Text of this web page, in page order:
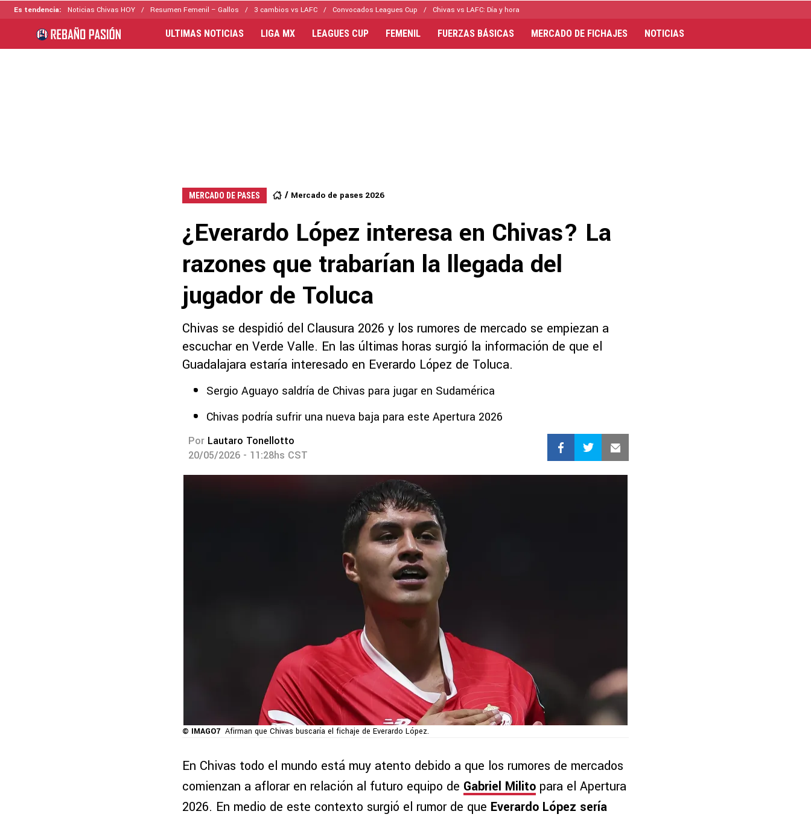
Es tendencia: Noticias Chivas HOY Resumen Femenil – Gallos 3 cambios vs LAFC Convocados Leagues Cup Chivas vs LAFC: Día y hora
ULTIMAS NOTICIAS LIGA MX LEAGUES CUP FEMENIL FUERZAS BÁSICAS MERCADO DE FICHAJES NOTICIAS
MERCADO DE PASES Mercado de pases 2026
¿Everardo López interesa en Chivas? La
razones que trabarían la llegada del
jugador de Toluca
Chivas se despidió del Clausura 2026 y los rumores de mercado se empiezan a
escuchar en Verde Valle. En las últimas horas surgió la información de que el
Guadalajara estaría interesado en Everardo López de Toluca.
Sergio Aguayo saldría de Chivas para jugar en Sudamérica
Chivas podría sufrir una nueva baja para este Apertura 2026
Por Lautaro Tonellotto
20/05/2026 - 11:28hs CST
© IMAGO7 Afirman que Chivas buscaría el fichaje de Everardo López.
En Chivas todo el mundo está muy atento debido a que los rumores de mercados
comienzan a aflorar en relación al futuro equipo de Gabriel Milito para el Apertura
2026. En medio de este contexto surgió el rumor de que Everardo López sería